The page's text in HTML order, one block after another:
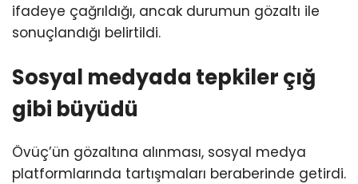
ifadeye çağrıldığı, ancak durumun gözaltı ile
sonuçlandığı belirtildi.
Sosyal medyada tepkiler çığ
gibi büyüdü
Övüç’ün gözaltına alınması, sosyal medya
platformlarında tartışmaları beraberinde getirdi.